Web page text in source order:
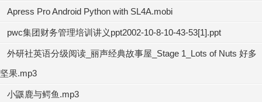
Apress Pro Android Python with SL4A.mobi
pwc集团财务管理培训讲义ppt2002-10-8-10-43-53[1].ppt
外研社英语分级阅读_丽声经典故事屋_Stage 1_Lots of Nuts 好多
坚果.mp3
小鼷鹿与鳄鱼.mp3